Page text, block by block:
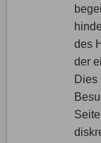
des
der
Dies